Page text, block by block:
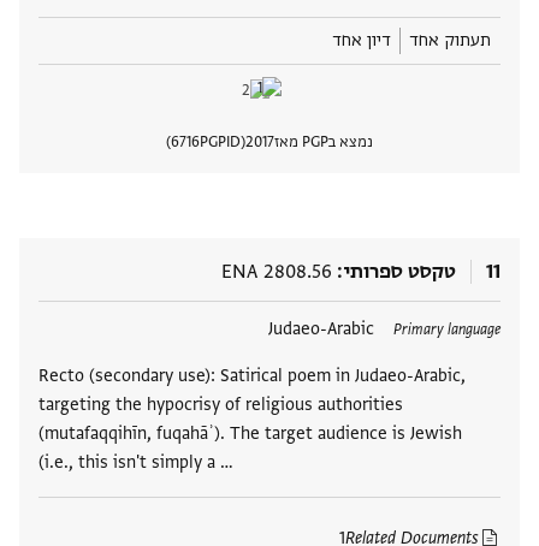
תעתוק אחד דיון אחד
נמצא בPGP מאז 2017
PGPID
6716
11 טקסט ספרותי ENA 2808.56
Primary language
Judaeo-Arabic
Recto (secondary use): Satirical poem in Judaeo-Arabic,
targeting the hypocrisy of religious authorities
(mutafaqqihīn, fuqahāʾ). The target audience is Jewish
(i.e., this isn't simply a …
Related Documents
1
תגים